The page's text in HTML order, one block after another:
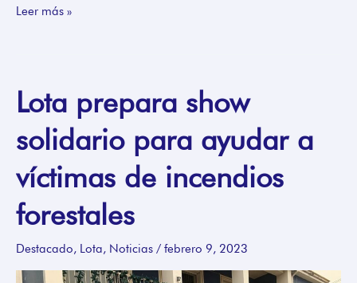
Leer más »
Lota prepara show
solidario para ayudar a
víctimas de incendios
forestales
Destacado, Lota, Noticias / febrero 9, 2023
Lota
prepara
show
para
ayudar
a
víctimas